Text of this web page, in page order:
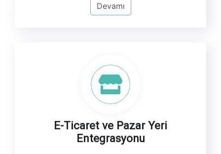
Devamı
E-Ticaret ve Pazar Yeri
Entegrasyonu